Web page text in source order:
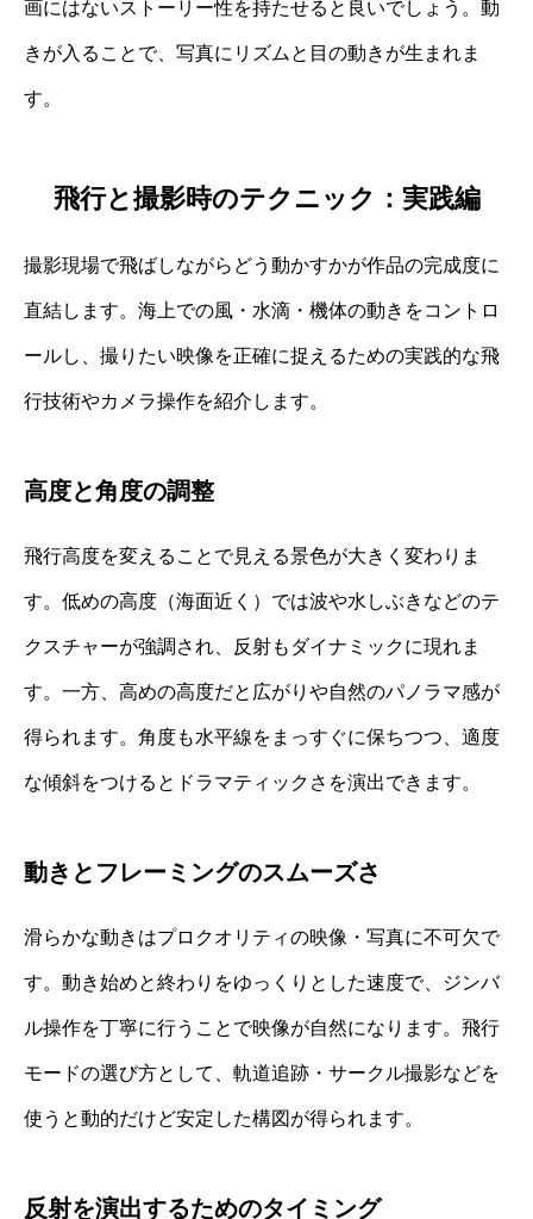
画にはないストーリー性を持たせると良いでしょう。動
きが入ることで、写真にリズムと目の動きが生まれま
す。
飛行と撮影時のテクニック：実践編
撮影現場で飛ばしながらどう動かすかが作品の完成度に
直結します。海上での風・水滴・機体の動きをコントロ
ールし、撮りたい映像を正確に捉えるための実践的な飛
行技術やカメラ操作を紹介します。
高度と角度の調整
飛行高度を変えることで見える景色が大きく変わりま
す。低めの高度（海面近く）では波や水しぶきなどのテ
クスチャーが強調され、反射もダイナミックに現れま
す。一方、高めの高度だと広がりや自然のパノラマ感が
得られます。角度も水平線をまっすぐに保ちつつ、適度
な傾斜をつけるとドラマティックさを演出できます。
動きとフレーミングのスムーズさ
滑らかな動きはプロクオリティの映像・写真に不可欠で
す。動き始めと終わりをゆっくりとした速度で、ジンバ
ル操作を丁寧に行うことで映像が自然になります。飛行
モードの選び方として、軌道追跡・サークル撮影などを
使うと動的だけど安定した構図が得られます。
反射を演出するためのタイミング